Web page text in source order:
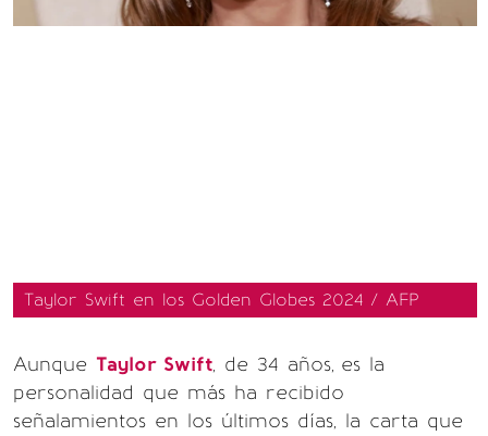
Taylor Swift en los Golden Globes 2024 / AFP
Aunque Taylor Swift, de 34 años, es la
personalidad que más ha recibido
señalamientos en los últimos días, la carta que